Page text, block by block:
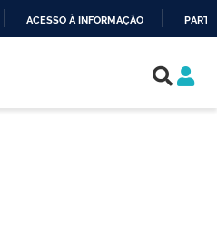
ACESSO À INFORMAÇÃO